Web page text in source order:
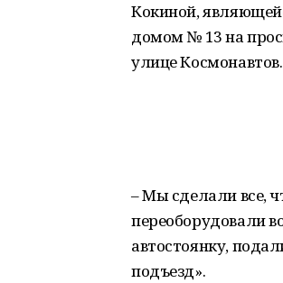
Кокиной,
домом № 13 на
улице Космонавтов.
– Мы сделали все,
переоборудовали
автостоянку,
подъезд».